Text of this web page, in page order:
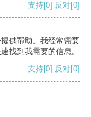
支持[0] 反对[0]
供帮助。我经常需要
找到我需要的信息。
支持[0] 反对[0]